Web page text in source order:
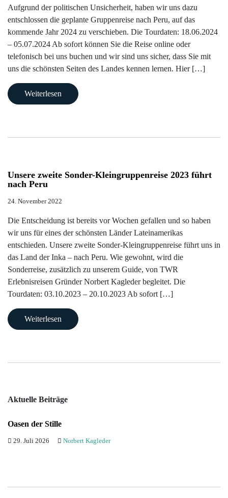
Aufgrund der politischen Unsicherheit, haben wir uns dazu
entschlossen die geplante Gruppenreise nach Peru, auf das
kommende Jahr 2024 zu verschieben. Die Tourdaten: 18.06.2024
– 05.07.2024 Ab sofort können Sie die Reise online oder
telefonisch bei uns buchen und wir sind uns sicher, dass Sie mit
uns die schönsten Seiten des Landes kennen lernen. Hier […]
Weiterlesen
Unsere zweite Sonder-Kleingruppenreise 2023 führt
nach Peru
24. November 2022
Die Entscheidung ist bereits vor Wochen gefallen und so haben
wir uns für eines der schönsten Länder Lateinamerikas
entschieden. Unsere zweite Sonder-Kleingruppenreise führt uns in
das Land der Inka – nach Peru. Wie gewohnt, wird die
Sonderreise, zusätzlich zu unserem Guide, von TWR
Erlebnisreisen Gründer Norbert Kagleder begleitet. Die
Tourdaten: 03.10.2023 – 20.10.2023 Ab sofort […]
Weiterlesen
Aktuelle Beiträge
Oasen der Stille
29. Juli 2026 Norbert Kagleder